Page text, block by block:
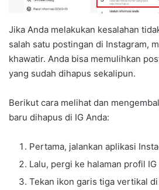
Jika Anda melakukan kesalahan
salah satu postingan di Instagram,
khawatir. Anda bisa memulihkan
yang sudah dihapus sekalipun.
Berikut cara melihat dan
baru dihapus di IG Anda:
Pertama, jalankan aplikasi
Lalu, pergi ke halaman profil IG
Tekan ikon garis tiga vertikal